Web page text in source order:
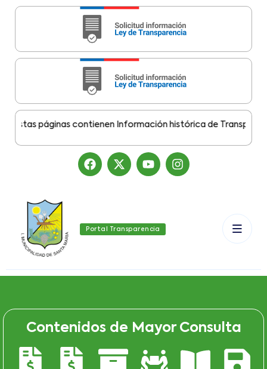
páginas contienen Información histórica de Transparencia
Portal Transparencia
Contenidos de Mayor Consulta